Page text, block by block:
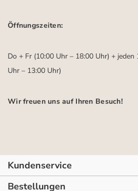
Öffnungszeiten:
Do + Fr (10:00 Uhr – 18:00 Uhr) +
Uhr – 13:00 Uhr)
Wir freuen uns auf Ihren Besuch!
Kundenservice
Bestellungen